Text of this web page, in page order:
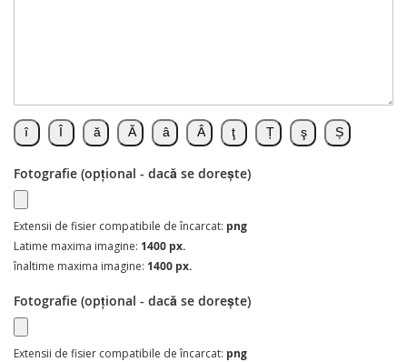
Fotografie (opțional - dacă se dorește)
Extensii de fisier compatibile de încarcat: png
Latime maxima imagine: 1400 px.
înaltime maxima imagine: 1400 px.
Fotografie (opțional - dacă se dorește)
Extensii de fisier compatibile de încarcat: png